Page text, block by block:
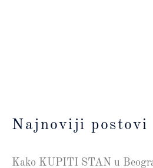
Najnoviji postovi
Kako KUPITI STAN u